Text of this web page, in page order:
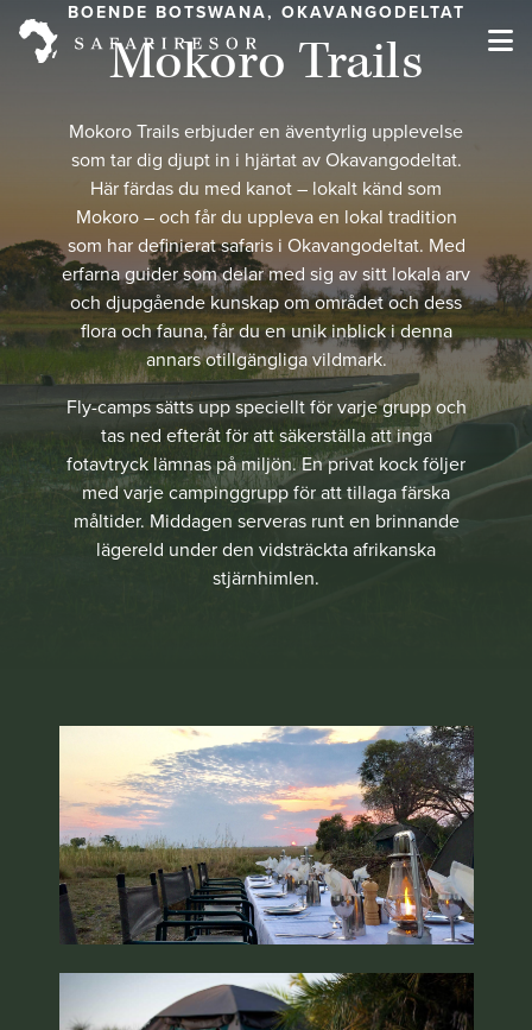
BOENDE BOTSWANA, OKAVANGODELTAT
Mokoro Trails
Mokoro Trails erbjuder en äventyrlig upplevelse
som tar dig djupt in i hjärtat av Okavangodeltat.
Här färdas du med kanot – lokalt känd som
Mokoro – och får du uppleva en lokal tradition
som har definierat safaris i Okavangodeltat. Med
erfarna guider som delar med sig av sitt lokala arv
och djupgående kunskap om området och dess
flora och fauna, får du en unik inblick i denna
annars otillgängliga vildmark.
Fly-camps sätts upp speciellt för varje grupp och
tas ned efteråt för att säkerställa att inga
fotavtryck lämnas på miljön. En privat kock följer
med varje campinggrupp för att tillaga färska
måltider. Middagen serveras runt en brinnande
lägereld under den vidsträckta afrikanska
stjärnhimlen.